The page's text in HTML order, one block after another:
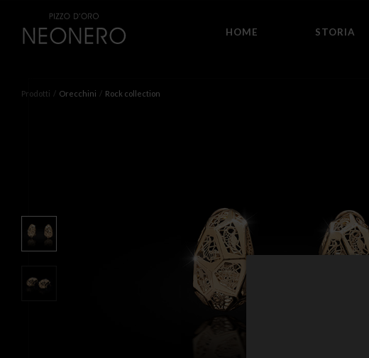
HOME STORIA
Prodotti Orecchini Rock collection